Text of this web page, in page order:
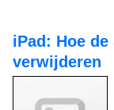
iPad: Hoe
verwijderen